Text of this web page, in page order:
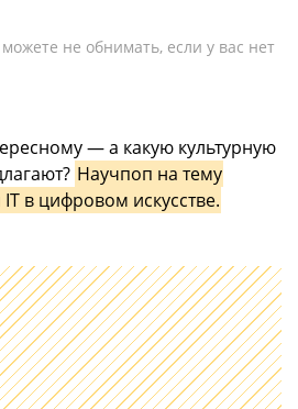
не обнимать, если у вас нет
— а какую культурную
Научпоп на тему
в цифровом искусстве.